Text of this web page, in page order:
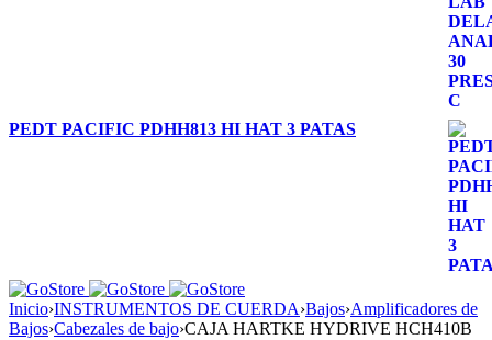
PEDT PACIFIC PDHH813 HI HAT 3 PATAS
Inicio›INSTRUMENTOS DE CUERDA›Bajos›Amplificadores de
Bajos›Cabezales de bajo›CAJA HARTKE HYDRIVE HCH410B